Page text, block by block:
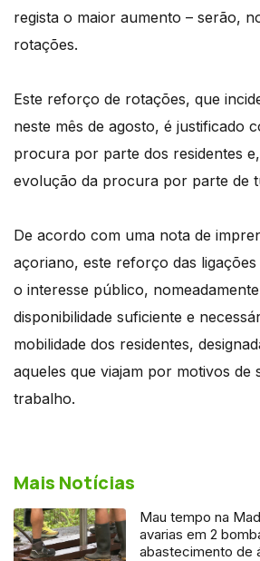
regista o maior aumento – serão,
rotações.
Este reforço de rotações, que
neste mês de agosto, é justificado
procura por parte dos residentes
evolução da procura por parte de
De acordo com uma nota de
açoriano, este reforço das
o interesse público,
disponibilidade suficiente e
mobilidade dos residentes,
aqueles que viajam por motivos de
trabalho.
Mais Notícias
Mau tempo na
avarias em 2
abastecimento de